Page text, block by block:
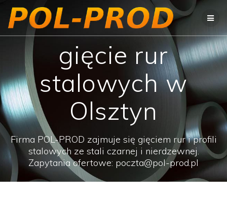
Przejdź
do
treści
gięcie rur
stalowych w
Olsztyn
Firma POL-PROD zajmuje się gięciem rur i profili
stalowych ze stali czarnej i nierdzewnej.
Zapytania ofertowe: poczta@pol-prod.pl